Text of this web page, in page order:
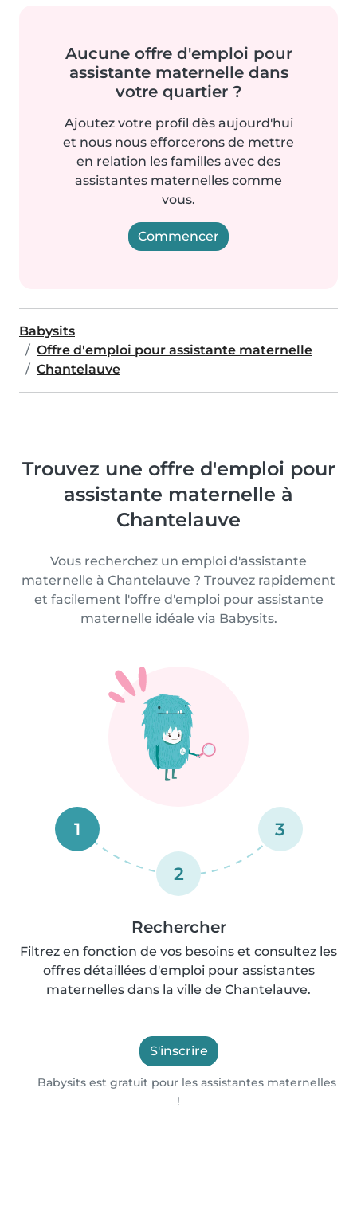
Aucune offre d'emploi pour
assistante maternelle dans
votre quartier ?
Ajoutez votre profil dès aujourd'hui
et nous nous efforcerons de mettre
en relation les familles avec des
assistantes maternelles comme
vous.
Commencer
Babysits
Offre d'emploi pour assistante maternelle
Chantelauve
Trouvez une offre d'emploi pour
assistante maternelle à
Chantelauve
Vous recherchez un emploi d'assistante
maternelle à Chantelauve ? Trouvez rapidement
et facilement l'offre d'emploi pour assistante
maternelle idéale via Babysits.
1
2
3
Rechercher
Filtrez en fonction de vos besoins et consultez les
offres détaillées d'emploi pour assistantes
maternelles dans la ville de Chantelauve.
S'inscrire
Babysits est gratuit pour les assistantes maternelles
!